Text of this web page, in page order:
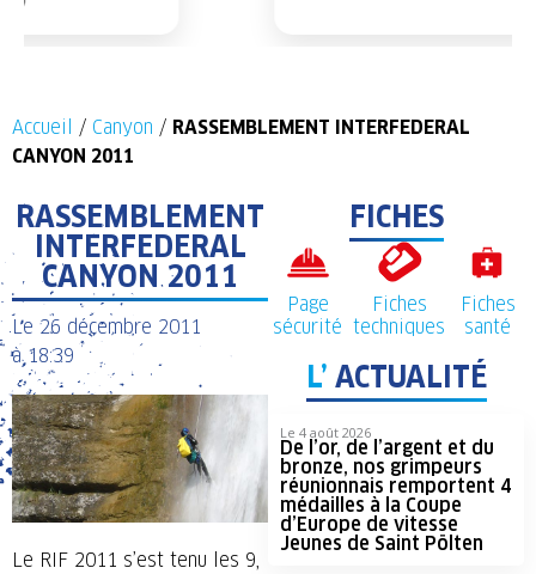
Accueil / Canyon / RASSEMBLEMENT INTERFEDERAL
CANYON 2011
RASSEMBLEMENT
INTERFEDERAL
CANYON 2011
Le 26 décembre 2011
à 18:39
Le RIF 2011 s’est tenu les 9,
FICHES
Page
sécurité
Fiches
techniques
Fiches
santé
L’ ACTUALITÉ
Le 4 août 2026
De l’or, de l’argent et du
bronze, nos grimpeurs
réunionnais remportent 4
médailles à la Coupe
d’Europe de vitesse
Jeunes de Saint Pölten